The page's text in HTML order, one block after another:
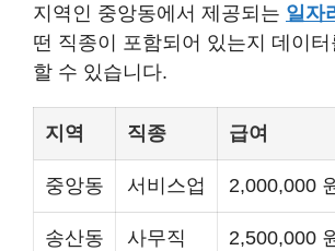
지역인 중앙동에서 제공되는 일자
떤 직종이 포함되어 있는지 데이
할 수 있습니다.
지역 직종 급여
중앙동 서비스업 2,000,000
송산동 사무직 2,500,000